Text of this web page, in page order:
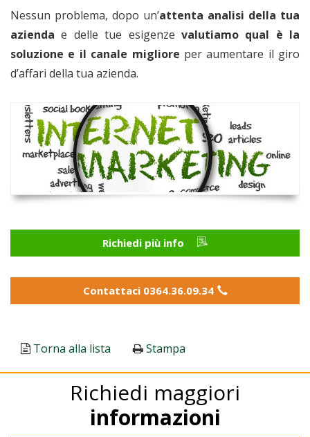
Nessun problema, dopo un’attenta analisi della tua
azienda e delle tue esigenze valutiamo qual è la
soluzione e il canale migliore per aumentare il giro
d’affari della tua azienda.
Richiedi più info
Contattaci 0364.36.09.34
Torna alla lista Stampa
Richiedi maggiori
informazioni